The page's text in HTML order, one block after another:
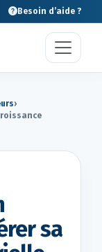
Besoin d’aide ?
›
sa